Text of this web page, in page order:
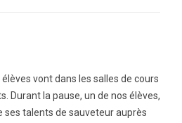
élèves vont dans les salles de cours
Durant la pause, un de nos élèves,
ses talents de sauveteur auprès